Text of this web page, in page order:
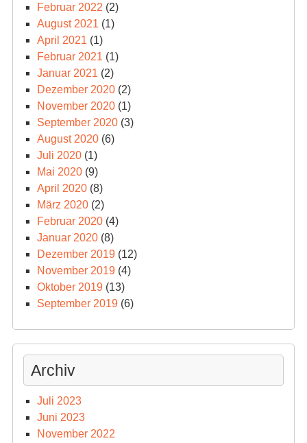
Februar 2022 (2)
August 2021 (1)
April 2021 (1)
Februar 2021 (1)
Januar 2021 (2)
Dezember 2020(2)
November 2020(1)
September 2020(3)
August 2020(6)
Juli 2020(1)
Mai 2020(9)
April 2020(8)
März 2020(2)
Februar 2020(4)
Januar 2020(8)
Dezember 2019(12)
November 2019(4)
Oktober 2019(13)
September 2019(6)
Archiv
Juli 2023
Juni 2023
November 2022